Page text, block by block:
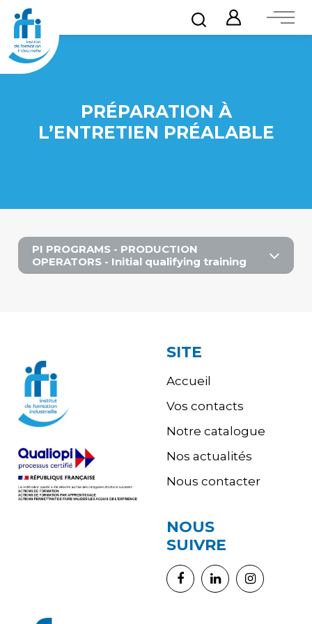
PRÉPARATION À
L’ENTRETIEN PRÉALABLE
PI PROGRAMS - PRODUCTION
OPERATORS - Initial qualifying training
SITE
Accueil
Vos contacts
Notre catalogue
Nos actualités
Nous contacter
NOUS
SUIVRE